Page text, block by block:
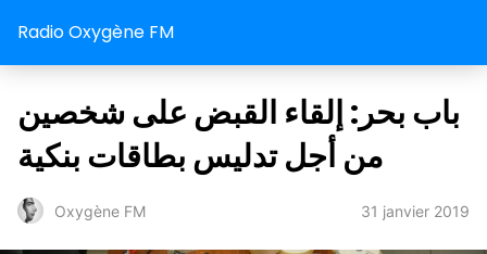
Radio Oxygène FM
باب بحر: إلقاء القبض على شخصين
من أجل تدليس بطاقات بنكية
Oxygène FM 31 janvier 2019